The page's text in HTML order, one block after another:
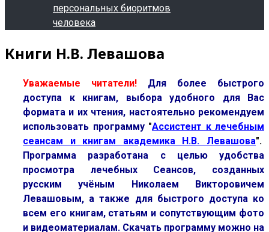
персональных биоритмов
человека
Книги Н.В. Левашова
Уважаемые читатели!
Для более быстрого
доступа к книгам, выбора удобного для Вас
формата и их чтения, настоятельно рекомендуем
использовать программу"Ассистент к лечебным
сеансам и книгам академика Н.В. Левашова".
Программа разработана с целью удобства
просмотра лечебных Сеансов, созданных
русским учёным Николаем Викторовичем
Левашовым, а также для быстрого доступа ко
всем его книгам, статьям и сопутствующим фото
и видеоматериалам. Скачать программу можно на